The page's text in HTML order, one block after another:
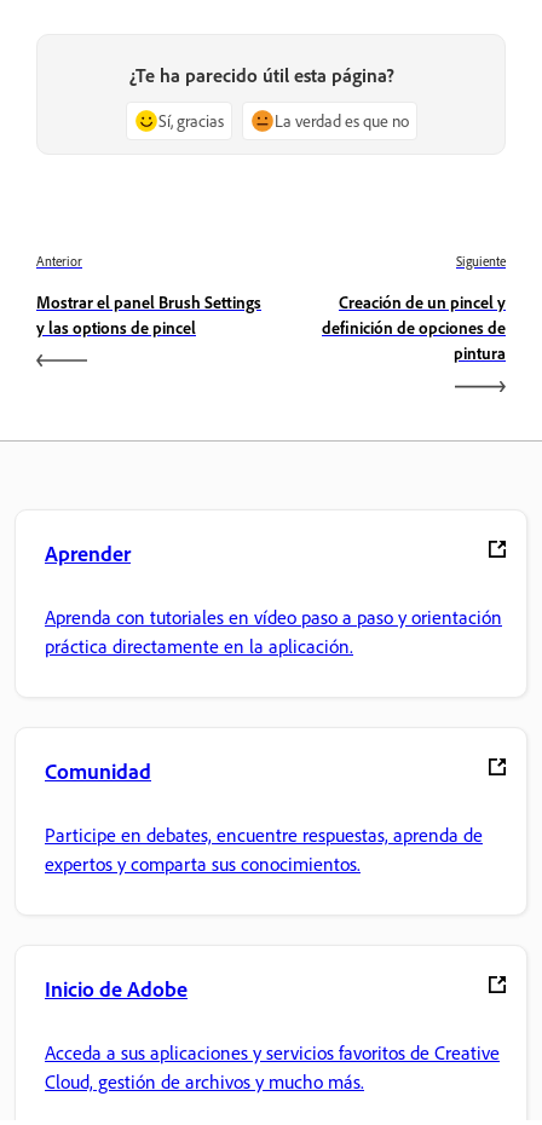
¿Te ha parecido útil esta página?
Sí, gracias La verdad es que no
Anterior
Mostrar el panel Brush Settings
y las options de pincel
Siguiente
Creación de un pincel y
definición de opciones de
pintura
Aprender
Aprenda con tutoriales en vídeo paso a paso y orientación
práctica directamente en la aplicación.
Comunidad
Participe en debates, encuentre respuestas, aprenda de
expertos y comparta sus conocimientos.
Inicio de Adobe
Acceda a sus aplicaciones y servicios favoritos de Creative
Cloud, gestión de archivos y mucho más.